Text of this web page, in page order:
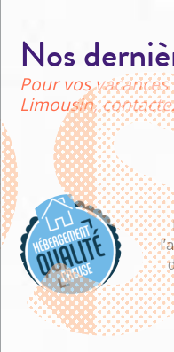
Nos
Pour vos
Limousin,
Me